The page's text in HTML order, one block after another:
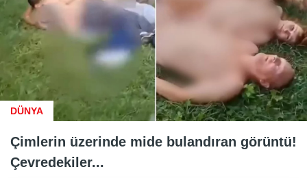
DÜNYA
Çimlerin üzerinde mide bulandıran görüntü!
Çevredekiler...